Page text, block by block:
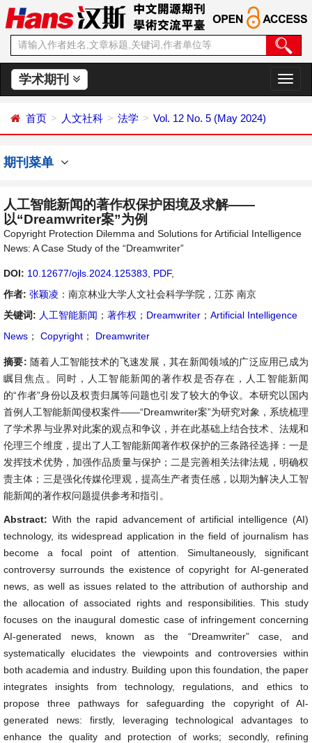
学术期刊
切
换
首页 人文社科 法学 Vol. 12 No. 5 (May 2024)
期刊菜单
人工智能新闻的著作权保护困境及求解——
以“Dreamwriter案”为例
Copyright Protection Dilemma and Solutions for Artificial Intelligence
News: A Case Study of the “Dreamwriter”
DOI: 10.12677/ojls.2024.125383 PDF,
作者: 张颖凌 ：南京林业大学人文社会科学学院，江苏 南京
关键词: 人工智能新闻 ； 著作权 ； Dreamwriter ； Artificial Intelligence
News ； Copyright ； Dreamwriter
摘要: 随着人工智能技术的飞速发展，其在新闻领域的广泛应用已成为
瞩目焦点。同时，人工智能新闻的著作权是否存在，人工智能新闻
的“作者”身份以及权责归属等问题也引发了较大的争议。本研究以国内
首例人工智能新闻侵权案件——“Dreamwriter案”为研究对象，系统梳理
了学术界与业界对此案的观点和争议，并在此基础上结合技术、法规和
伦理三个维度，提出了人工智能新闻著作权保护的三条路径选择：一是
发挥技术优势，加强作品质量与保护；二是完善相关法律法规，明确权
责主体；三是强化传媒伦理观，提高生产者责任感，以期为解决人工智
能新闻的著作权问题提供参考和指引。
Abstract: With the rapid advancement of artificial intelligence (AI)
technology, its widespread application in the field of journalism has
become a focal point of attention. Simultaneously, significant
controversy surrounds the existence of copyright for AI-generated
news, as well as issues related to the attribution of authorship and
the allocation of associated rights and responsibilities. This study
focuses on the inaugural domestic case of infringement concerning
AI-generated news, known as the “Dreamwriter” case, and
systematically elucidates the viewpoints and controversies within
both academia and industry. Building upon this foundation, the paper
integrates insights from technology, regulations, and ethics to
propose three pathways for safeguarding the copyright of AI-
generated news: firstly, leveraging technological advantages to
enhance the quality and protection of works; secondly, refining